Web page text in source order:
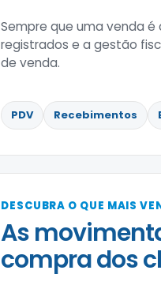
Sempre que uma venda
registrados e a gestão
de venda.
PDV Recebimentos
DESCUBRA O QUE MAIS
As
compra dos